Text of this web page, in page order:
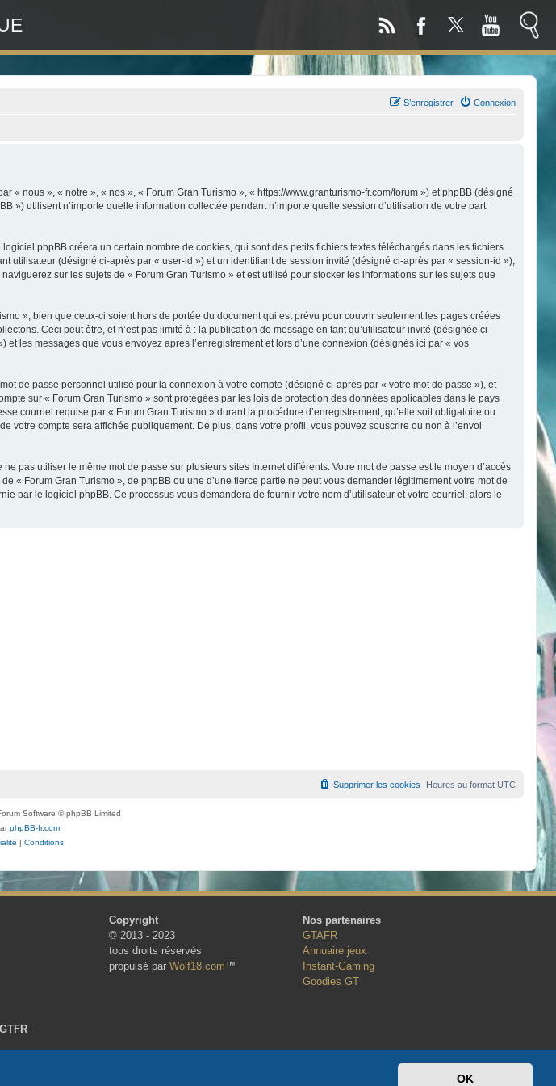
OK
Connexion
S’enregistrer
nous », « notre », « nos », « Forum Gran Turismo », « https://www.granturismo-fr.com/forum ») et phpBB (désigné
») utilisent n’importe quelle information collectée pendant n’importe quelle session d’utilisation de votre part
phpBB créera un certain nombre de cookies, qui sont des petits fichiers textes téléchargés dans les fichiers
utilisateur (désigné ci-après par « user-id ») et un identifiant de session invité (désigné ci-après par « session-id »),
sur les sujets de « Forum Gran Turismo » et est utilisé pour stocker les informations sur les sujets que
», bien que ceux-ci soient hors de portée du document qui est prévu pour couvrir seulement les pages créées
Ceci peut être, et n’est pas limité à : la publication de message en tant qu’utilisateur invité (désignée ci-
les messages que vous envoyez après l’enregistrement et lors d’une connexion (désignés ici par « vos
de passe personnel utilisé pour la connexion à votre compte (désigné ci-après par « votre mot de passe »), et
sur « Forum Gran Turismo » sont protégées par les lois de protection des données applicables dans le pays
courriel requise par « Forum Gran Turismo » durant la procédure d’enregistrement, qu’elle soit obligatoire ou
compte sera affichée publiquement. De plus, dans votre profil, vous pouvez souscrire ou non à l’envoi
pas utiliser le même mot de passe sur plusieurs sites Internet différents. Votre mot de passe est le moyen d’accès
« Forum Gran Turismo », de phpBB ou une d’une tierce partie ne peut vous demander légitimement votre mot de
par le logiciel phpBB. Ce processus vous demandera de fournir votre nom d’utilisateur et votre courriel, alors le
Heures au format UTC
Supprimer les cookies
Software © phpBB Limited
phpBB-fr.com
| Conditions
Copyright
© 2013 - 2023
tous droits réservés
propulsé par Wolf18.com™
Nos partenaires
GTAFR
Annuaire jeux
Instant-Gaming
Goodies GT